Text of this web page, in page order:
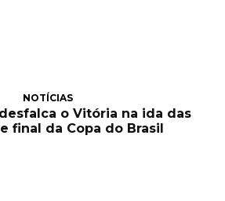
NOTÍCIAS
o Vitória na ida das
final da Copa do Brasil